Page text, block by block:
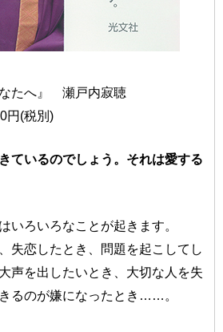
たへ』 瀬戸内寂聴
円(税別)
ているのでしょう。それは愛する
いろいろなことが起きます。
失恋したとき、問題を起こしてし
声を出したいとき、大切な人を失
るのが嫌になったとき……。